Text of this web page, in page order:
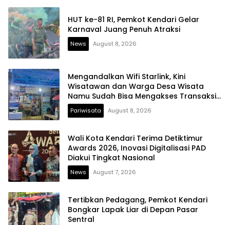
HUT ke-81 RI, Pemkot Kendari Gelar
Karnaval Juang Penuh Atraksi
News August 8, 2026
Mengandalkan Wifi Starlink, Kini
Wisatawan dan Warga Desa Wisata
Namu Sudah Bisa Mengakses Transaksi
Digital
Pariwisata August 8, 2026
Wali Kota Kendari Terima Detiktimur
Awards 2026, Inovasi Digitalisasi PAD
Diakui Tingkat Nasional
News August 7, 2026
Tertibkan Pedagang, Pemkot Kendari
Bongkar Lapak Liar di Depan Pasar
Sentral